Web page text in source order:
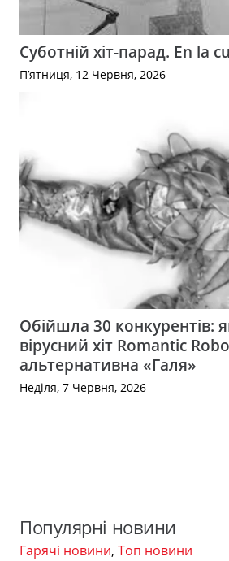
Суботній хіт-парад. En la
П’ятниця, 12 Червня, 2026
Обійшла 30 конкурентів:
вірусний хіт Romantic
альтернативна «Галя»
Неділя, 7 Червня, 2026
Популярні новини
Гарячі новини, Топ новини